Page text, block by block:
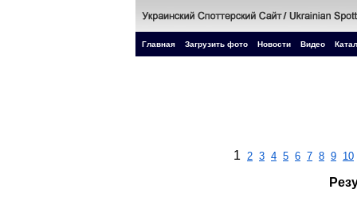
Главная Загрузить фото Новости Видео
1 2 3 4 5 6 7 8 9 10